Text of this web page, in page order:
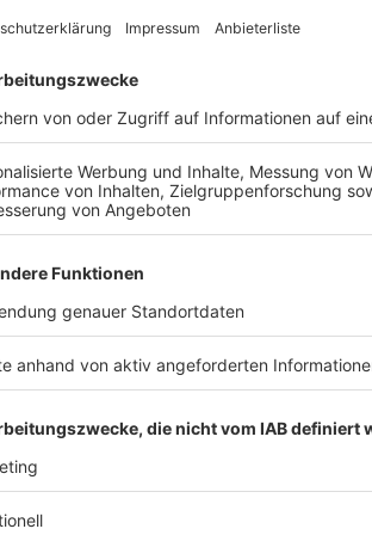
Veröffentlicht:Mittwoch,
Anzeige
Laura
Anzeige
Es gibt diese Dinge im
Schneefall. Eiskratzen am
seltsame Wörter benutzen.
ziehen oder ihren Kopf